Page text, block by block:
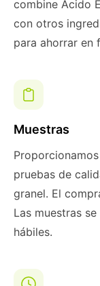
combine Ácido
con otros
para ahorrar en
Muestras
pruebas de
granel. El
Las muestras
hábiles.